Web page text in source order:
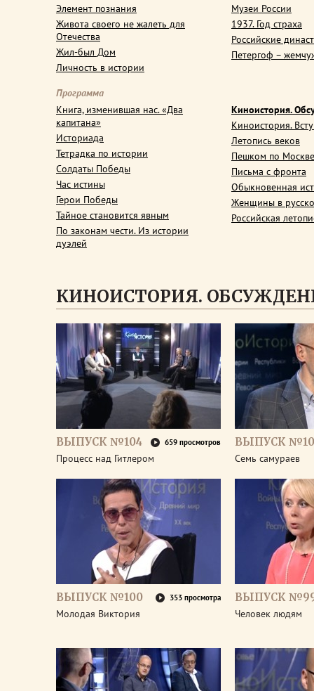
Элемент познания
Живота своего не жалеть для
Отечества
Жил-был Дом
Личность в истории
Музеи России
1937. Год страха
Российские
Петергоф –
Программа
Книга, изменившая нас. «Два
капитана»
Историада
Тетрадка по истории
Солдаты Победы
Час истины
Герои Победы
Тайное становится явным
По законам чести. Из истории
дуэлей
Киноистория.
Киноистория.
Летопись веков
Пешком по Москве
Письма с фронта
Обыкновенная
Женщины в
Российская
КИНОИСТОРИЯ.
ВЫПУСК №104 659 просмотров
Процесс над Гитлером
ВЫПУСК
Семь самураев
ВЫПУСК №100 353 просмотра
Молодая Виктория
ВЫПУСК
Человек людям